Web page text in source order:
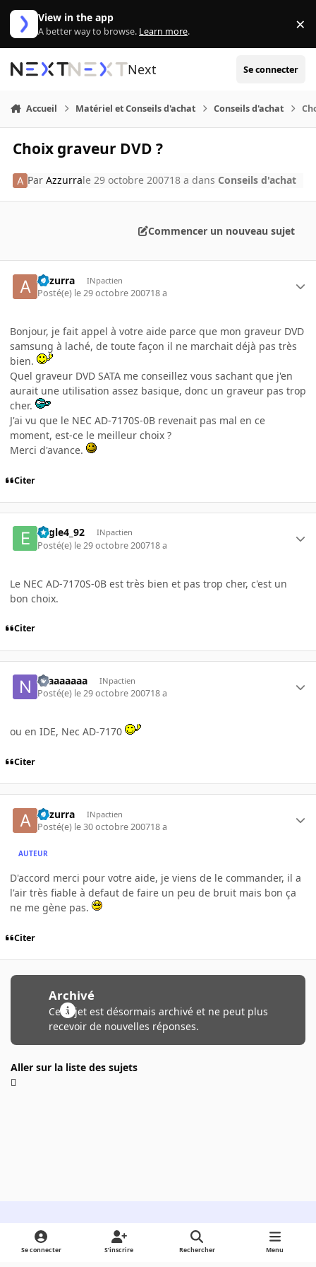
Aller au contenu
View in the app
A better way to browse. Learn more. ×
Next Se connecter
Accueil Matériel et Conseils d'achat Conseils d'achat
Choix graveur DVD ?
ParAzzurrale 29 octobre 200718 a dans Conseils d'achat
Commencer un nouveau sujet
Azzurra INpactien
Posté(e) le 29 octobre 200718 a
Bonjour, je fait appel à votre aide parce que mon graveur DVD
samsung à laché, de toute façon il ne marchait déjà pas très
bien.
Quel graveur DVD SATA me conseillez vous sachant que j'en
aurait une utilisation assez basique, donc un graveur pas trop
cher.
J'ai vu que le NEC AD-7170S-0B revenait pas mal en ce
moment, est-ce le meilleur choix ?
Merci d'avance.
Citer
Eagle4_92 INpactien
Posté(e) le 29 octobre 200718 a
Le NEC AD-7170S-0B est très bien et pas trop cher, c'est un
bon choix.
Citer
Niaaaaaaa INpactien
Posté(e) le 29 octobre 200718 a
ou en IDE, Nec AD-7170
Citer
Azzurra INpactien
Posté(e) le 30 octobre 200718 a
AUTEUR
D'accord merci pour votre aide, je viens de le commander, il a
l'air très fiable à defaut de faire un peu de bruit mais bon ça
ne me gène pas.
Citer
Archivé
Ce sujet est désormais archivé et ne peut plus
recevoir de nouvelles réponses.
Aller sur la liste des sujets
Light ModeDark ModeSystem Preference
Se connecter S’inscrire Rechercher Menu